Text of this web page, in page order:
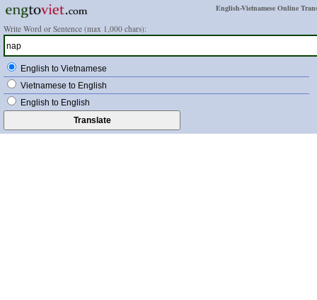
English-Vietnamese Online
Write Word or Sentence (max 1,000 chars):
English to Vietnamese
Vietnamese to English
English to English